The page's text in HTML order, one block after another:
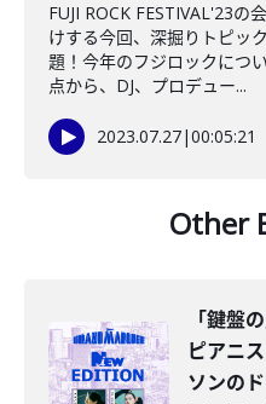
FUJI ROCK FESTIVAL'23の
けする今回、深掘りトピッ
題！今年のフジロックにつ
点から、DJ、プロデュー...
2023.07.27|00:05:21
Other
「鍵盤
ピアニ
ソンの